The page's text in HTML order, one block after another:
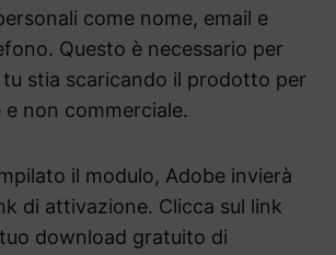
come nome, email e
Questo è necessario per
stia scaricando il prodotto per
e non commerciale.
il modulo, Adobe invierà
di attivazione. Clicca sul link
download gratuito di